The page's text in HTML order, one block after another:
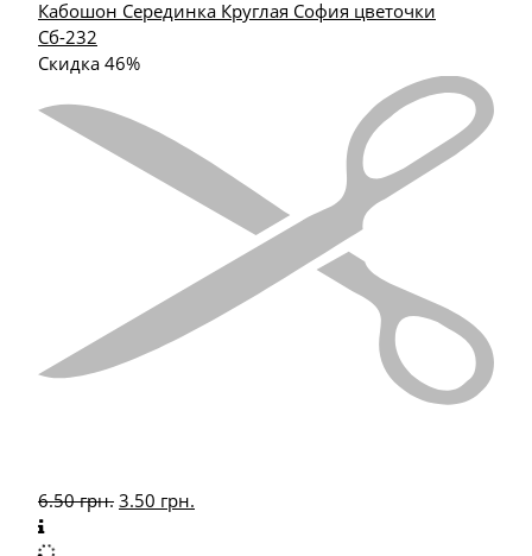
Кабошон Серединка Круглая София цветочки
Сб-232
Скидка 46%
6.50грн. 3.50 грн.